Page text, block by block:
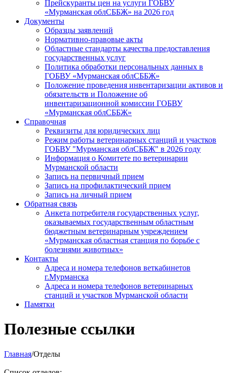
Прейскуранты цен на услуги ГОБВУ
«Мурманская облСББЖ» на 2026 год
Документы
Образцы заявлений
Нормативно-правовые акты
Областные стандарты качества предоставления
государственных услуг
Политика обработки персональных данных в
ГОБВУ «Мурманская облСББЖ»
Положение проведения инвентаризации активов и
обязательств и Положение об
инвентаризационной комиссии ГОБВУ
«Мурманская облСББЖ»
Справочная
Реквизиты для юридических лиц
Режим работы ветеринарных станций и участков
ГОБВУ "Мурманская облСББЖ" в 2026 году
Информация о Комитете по ветеринарии
Мурманской области
Запись на первичный прием
Запись на профилактический прием
Запись на личный прием
Обратная связь
Анкета потребителя государственных услуг,
оказываемых государственным областным
бюджетным ветеринарным учреждением
«Мурманская областная станция по борьбе с
болезнями животных»
Контакты
Адреса и номера телефонов веткабинетов
г.Мурманска
Адреса и номера телефонов ветеринарных
станций и участков Мурманской области
Памятки
Полезные ссылки
Главная/Отделы